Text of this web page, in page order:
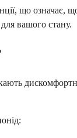
що
вашого стану.